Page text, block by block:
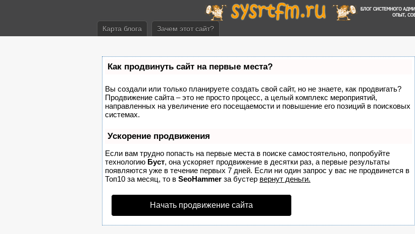
Карта блога Зачем этот сайт?
Как продвинуть сайт на первые места?
Вы создали или только планируете создать свой сайт, но не знаете, как продвигать?
Продвижение сайта – это не просто процесс, а целый комплекс мероприятий,
направленных на увеличение его посещаемости и повышение его позиций в поисковых
системах.
Ускорение продвижения
Если вам трудно попасть на первые места в поиске самостоятельно, попробуйте
технологию Буст, она ускоряет продвижение в десятки раз, а первые результаты
появляются уже в течение первых 7 дней. Если ни один запрос у вас не продвинется в
Топ10 за месяц, то в SeoHammer за бустер вернут деньги.
Начать продвижение сайта